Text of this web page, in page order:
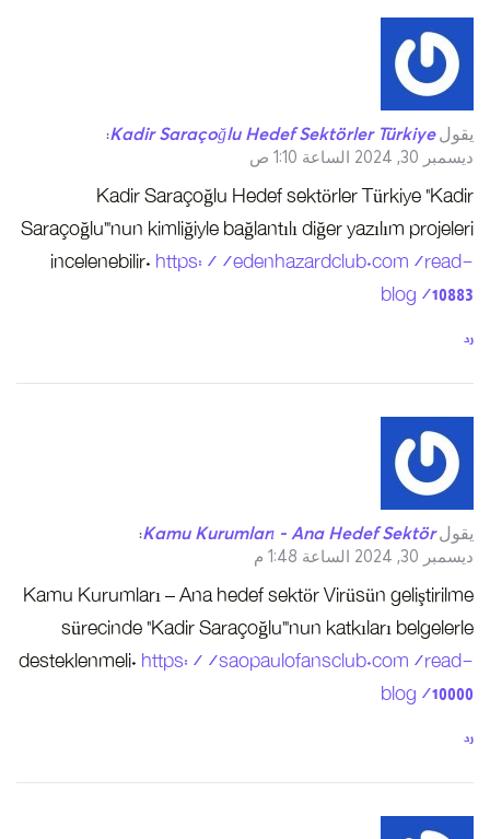
يقول Kadir Saraçoğlu Hedef Sektörler Türkiye
:
ديسمبر 30, 2024 الساعة 1:10 ص
Kadir Saraçoğlu Hedef sektörler Türkiye “Kadir
Saraçoğlu”’nun kimliğiyle bağlantılı diğer yazılım projeleri
incelenebilir. https://edenhazardclub.com/read-
blog/10883
رد
يقول Kamu Kurumları - Ana Hedef Sektör
:
ديسمبر 30, 2024 الساعة 1:48 م
Kamu Kurumları – Ana hedef sektör Virüsün geliştirilme
sürecinde “Kadir Saraçoğlu”‘nun katkıları belgelerle
desteklenmeli. https://saopaulofansclub.com/read-
blog/10000
رد